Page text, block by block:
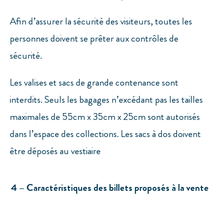
Afin d’assurer la sécurité des visiteurs, toutes les
personnes doivent se prêter aux contrôles de
sécurité.
Les valises et sacs de grande contenance sont
interdits. Seuls les bagages n’excédant pas les tailles
maximales de 55cm x 35cm x 25cm sont autorisés
dans l’espace des collections. Les sacs à dos doivent
être déposés au vestiaire
4 – Caractéristiques des billets proposés à la vente